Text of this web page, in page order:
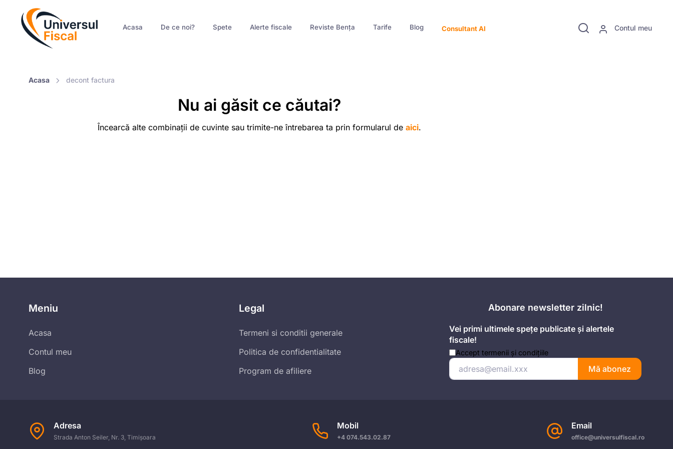
Contul meu
Acasa De ce noi? Spete Alerte fiscale Reviste Bența Tarife Blog Consultant AI
Acasa decont factura
Nu ai găsit ce căutai?
Încearcă alte combinații de cuvinte sau trimite-ne întrebarea ta prin formularul de aici.
Meniu
Acasa
Contul meu
Blog
Legal
Termeni si conditii generale
Politica de confidentialitate
Program de afiliere
Abonare newsletter zilnic!
Vei primi ultimele spețe publicate și alertele
fiscale!
Accept termenii și condițiile
Mă abonez
Adresa
Strada Anton Seiler, Nr. 3, Timișoara
Mobil
+4 074.543.02.87
Email
office@universulfiscal.ro